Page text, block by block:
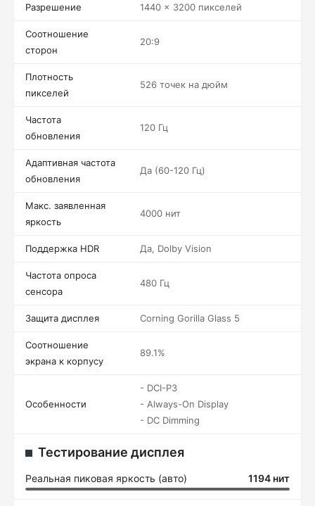
Разрешение 1440 x 3200 пикселей
Соотношение
сторон
20:9
Плотность
пикселей
526 точек на дюйм
Частота
обновления
120 Гц
Адаптивная частота
обновления
Да (60-120 Гц)
Макс. заявленная
яркость
4000 нит
Поддержка HDR Да, Dolby Vision
Частота опроса
сенсора
480 Гц
Защита дисплея Corning Gorilla Glass 5
Соотношение
экрана к корпусу
89.1%
Особенности
- DCI-P3
- Always-On Display
- DC Dimming
Тестирование дисплея
Реальная пиковая яркость (авто) 1194 нит